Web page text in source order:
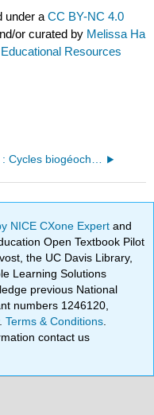
under aCC BY-NC 4.0
or curated by Melissa Ha
Resources
NICE CXone Expertand
Open Textbook Pilot
the UC Davis Library,
Learning Solutions
previous National
numbers 1246120,
.Terms & Conditions
contact us